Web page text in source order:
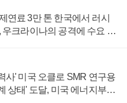
연료 3만 톤 한국에서 러시
우크라이나의 공격에 수요 늘
사' 미국 오클로 SMR 연구용
상태' 도달, 미국 에너지부